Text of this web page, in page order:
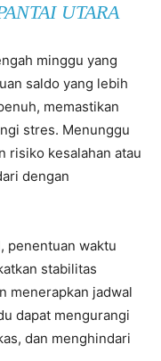
UTARA
minggu yang
saldo yang lebih
memastikan
stres. Menunggu
risiko kesalahan atau
dengan
penentuan waktu
stabilitas
menerapkan jadwal
dapat mengurangi
dan menghindari